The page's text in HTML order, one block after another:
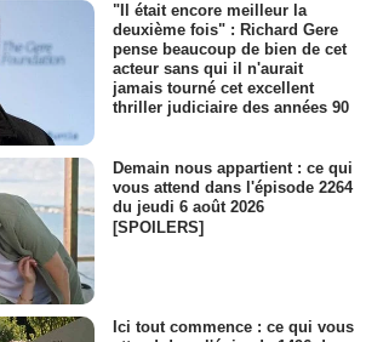
"Il était encore meilleur la
deuxième fois" : Richard Gere
pense beaucoup de bien de cet
acteur sans qui il n'aurait
jamais tourné cet excellent
thriller judiciaire des années 90
Demain nous appartient : ce qui
vous attend dans l'épisode 2264
du jeudi 6 août 2026
[SPOILERS]
Ici tout commence : ce qui vous